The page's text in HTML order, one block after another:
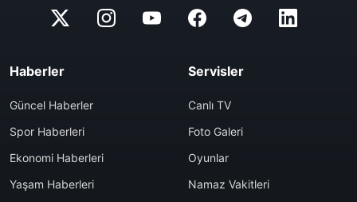
Haberler
Güncel Haberler
Spor Haberleri
Ekonomi Haberleri
Yaşam Haberleri
Servisler
Canlı TV
Foto Galeri
Oyunlar
Namaz Vakitleri